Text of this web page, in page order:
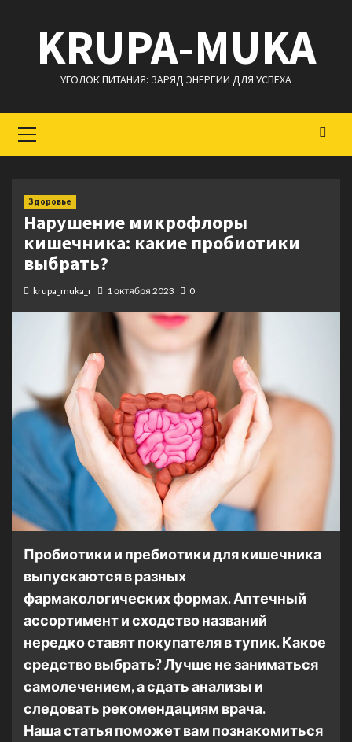
содержимому
KRUPA-MUKA
УГОЛОК ПИТАНИЯ: ЗАРЯД ЭНЕРГИИ ДЛЯ УСПЕХА
меню
Здоровье
Нарушение микрофлоры
кишечника: какие пробиотики
выбрать?
krupa_muka_r 1 октября 2023 0
Пробиотики и пребиотики для кишечника
выпускаются в разных
фармакологических формах. Аптечный
ассортимент и сходство названий
нередко ставят покупателя в тупик. Какое
средство выбрать?Лучше не заниматься
самолечением, а сдать анализы и
следовать рекомендациям врача.
Наша статья поможет вам познакомиться